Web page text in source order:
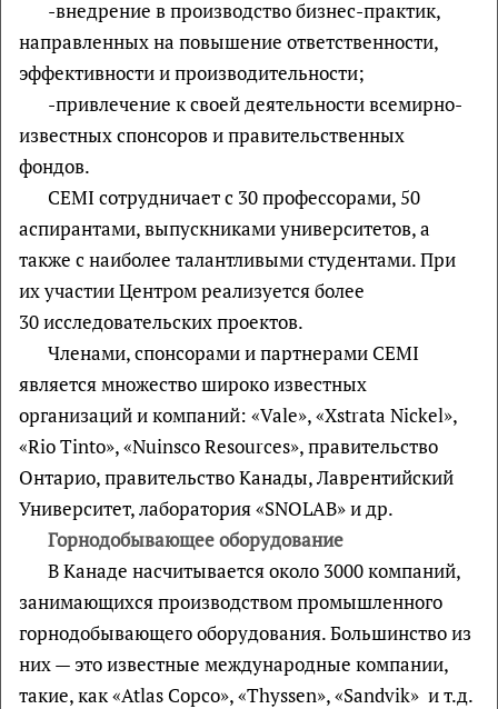
-внедрение в производство бизнес-практик,
направленных на повышение ответственности,
эффективности и производительности;
-привлечение к своей деятельности всемирно-
известных спонсоров и правительственных
фондов.
CEMI сотрудничает с 30 профессорами, 50
аспирантами, выпускниками университетов, а
также с наиболее талантливыми студентами. При
их участии Центром реализуется более
30 исследовательских проектов.
Членами, спонсорами и партнерами CEMI
является множество широко известных
организаций и компаний: «Vale», «Xstrata Nickel»,
«Rio Tinto», «Nuinsco Resources», правительство
Онтарио, правительство Канады, Лаврентийский
Университет, лаборатория «SNOLAB» и др.
Горнодобывающее оборудование
В Канаде насчитывается около 3000 компаний,
занимающихся производством промышленного
горнодобывающего оборудования. Большинство из
них — это известные международные компании,
такие, как «Atlas Copco», «Thyssen», «Sandvik» и т.д.